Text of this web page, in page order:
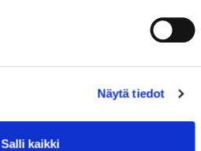
Näytä tiedot
Salli kaikki